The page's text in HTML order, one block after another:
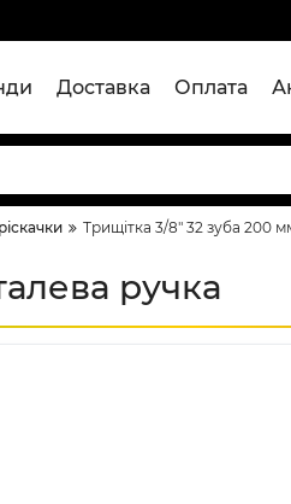
Доставка Оплата
Трищітка 3/8" 32 зуба 200
ручка